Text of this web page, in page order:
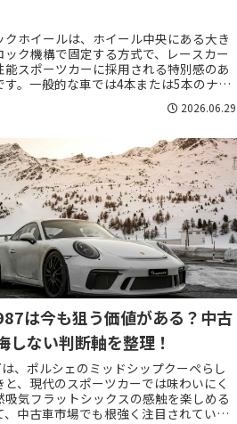
クホイールは、ホイール中央にある大き
ック機構で固定する方式で、レースカー
能スポーツカーに採用される特別感のあ
す。一般的な車では4本または5本のナッ
ホイールを固定しますが、センターロ...
2026.06.29
は今も狙う価値がある？中古
しない判断軸を整理！
、ポルシェのミッドシップクーペらし
と、現代のスポーツカーでは味わいにく
吸気フラットシックスの感触を楽しめる
、中古車市場でも根強く注目されていま